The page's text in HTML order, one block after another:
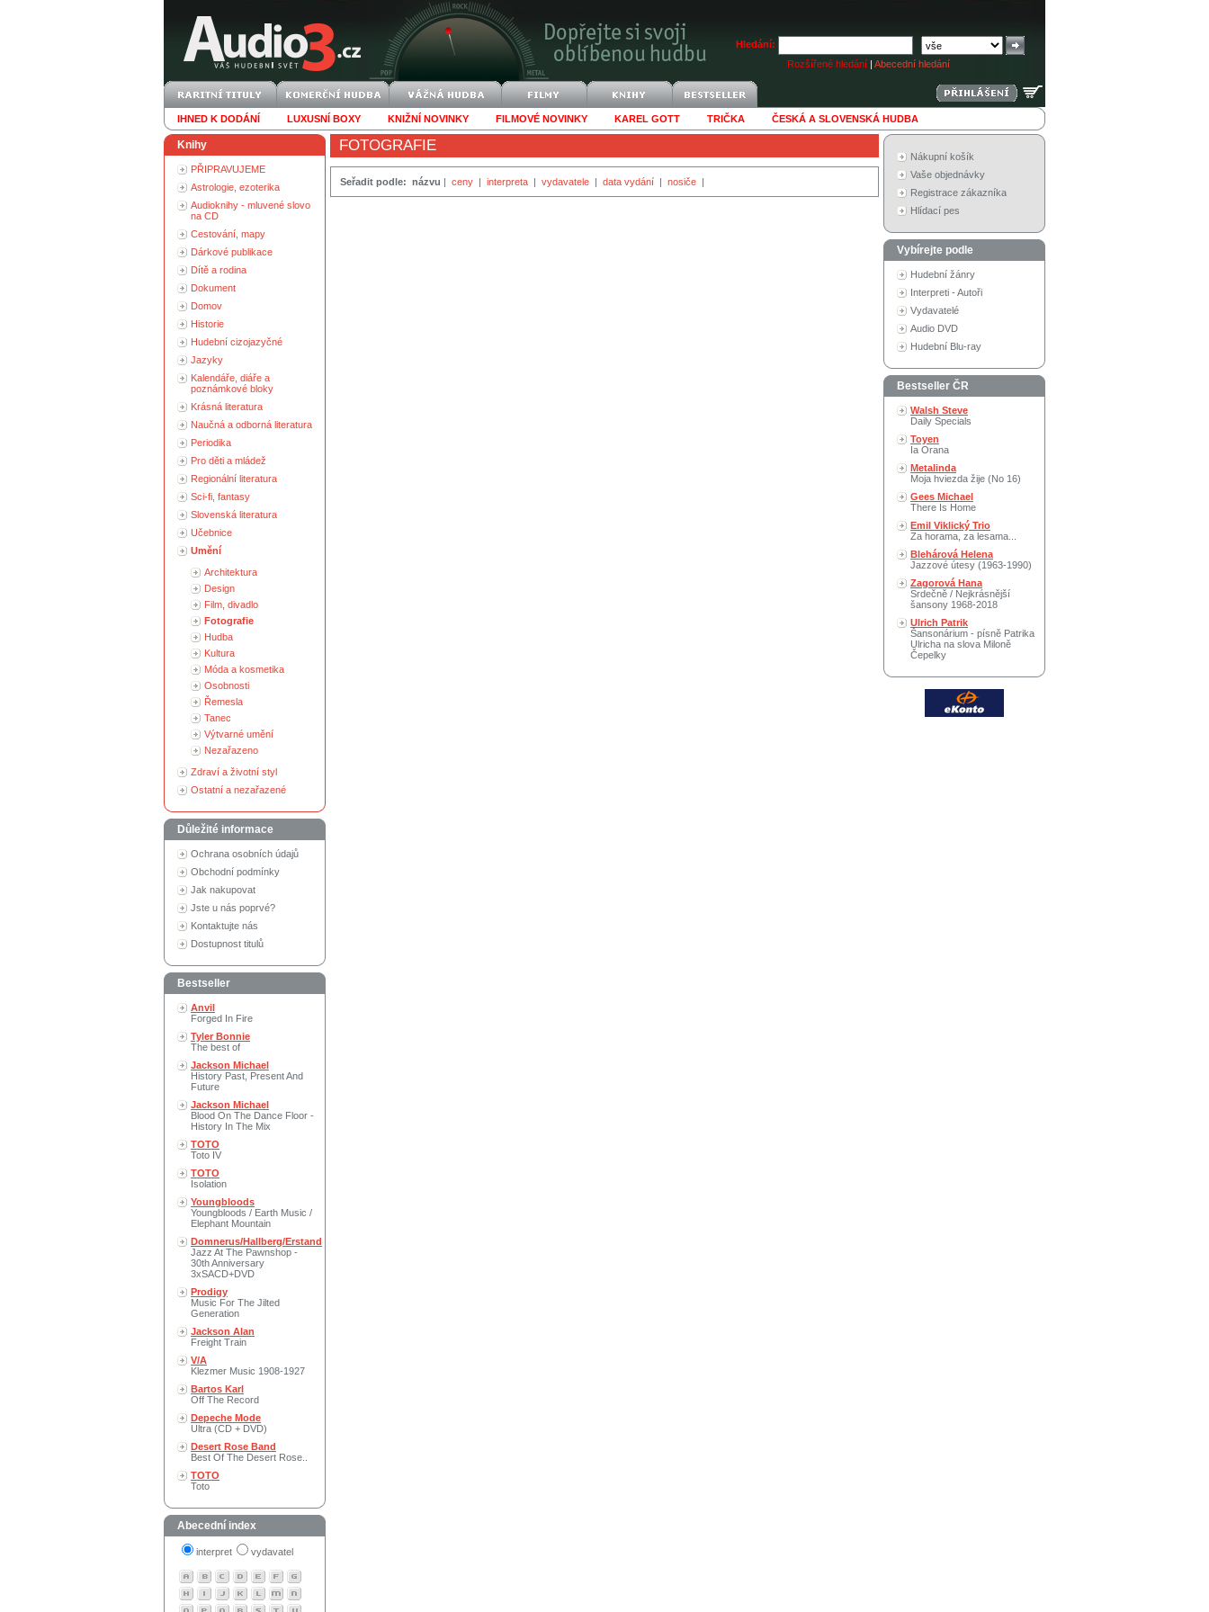
Hledání:
Rozšířené hledání | Abecední hledání
IHNED K DODÁNÍ LUXUSNÍ BOXY KNIŽNÍ NOVINKY FILMOVÉ NOVINKY KAREL GOTT TRIČKA ČESKÁ A SLOVENSKÁ HUDBA
Knihy
PŘIPRAVUJEME
Astrologie, ezoterika
Audioknihy - mluvené slovo
na CD
Cestování, mapy
Dárkové publikace
Dítě a rodina
Dokument
Domov
Historie
Hudební cizojazyčné
Jazyky
Kalendáře, diáře a
poznámkové bloky
Krásná literatura
Naučná a odborná literatura
Periodika
Pro děti a mládež
Regionální literatura
Sci-fi, fantasy
Slovenská literatura
Učebnice
Umění
Architektura
Design
Film, divadlo
Fotografie
Hudba
Kultura
Móda a kosmetika
Osobnosti
Řemesla
Tanec
Výtvarné umění
Nezařazeno
Zdraví a životní styl
Ostatní a nezařazené
Důležité informace
Ochrana osobních údajů
Obchodní podmínky
Jak nakupovat
Jste u nás poprvé?
Kontaktujte nás
Dostupnost titulů
Bestseller
Anvil
Forged In Fire
Tyler Bonnie
The best of
Jackson Michael
History Past, Present And
Future
Jackson Michael
Blood On The Dance Floor -
History In The Mix
TOTO
Toto IV
TOTO
Isolation
Youngbloods
Youngbloods / Earth Music /
Elephant Mountain
Domnerus/Hallberg/Erstand
Jazz At The Pawnshop -
30th Anniversary
3xSACD+DVD
Prodigy
Music For The Jilted
Generation
Jackson Alan
Freight Train
V/A
Klezmer Music 1908-1927
Bartos Karl
Off The Record
Depeche Mode
Ultra (CD + DVD)
Desert Rose Band
Best Of The Desert Rose..
TOTO
Toto
Abecední index
interpret vydavatel
FOTOGRAFIE
Seřadit podle: názvu | ceny | interpreta | vydavatele | data vydání | nosiče |
Nákupní košík
Vaše objednávky
Registrace zákazníka
Hlídací pes
Vybírejte podle
Hudební žánry
Interpreti - Autoři
Vydavatelé
Audio DVD
Hudební Blu-ray
Bestseller ČR
Walsh Steve
Daily Specials
Toyen
Ia Orana
Metalinda
Moja hviezda žije (No 16)
Gees Michael
There Is Home
Emil Viklický Trio
Za horama, za lesama...
Blehárová Helena
Jazzové útesy (1963-1990)
Zagorová Hana
Srdečně / Nejkrásnější
šansony 1968-2018
Ulrich Patrik
Šansonárium - písně Patrika
Ulricha na slova Miloně
Čepelky